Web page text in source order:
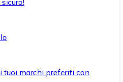
tuoi marchi preferiti con